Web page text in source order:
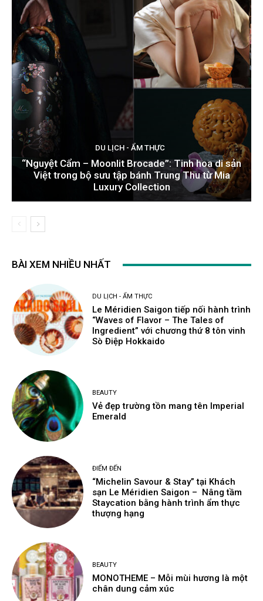
DU LỊCH - ẨM THỰC
“Nguyệt Cẩm – Moonlit Brocade”: Tinh hoa di sản
Việt trong bộ sưu tập bánh Trung Thu từ Mia
Luxury Collection
BÀI XEM NHIỀU NHẤT
DU LỊCH - ẨM THỰC
Le Méridien Saigon tiếp nối hành trình
“Waves of Flavor – The Tales of
Ingredient” với chương thứ 8 tôn vinh
Sò Điệp Hokkaido
BEAUTY
Vẻ đẹp trường tồn mang tên Imperial
Emerald
ĐIỂM ĐẾN
“Michelin Savour & Stay” tại Khách
sạn Le Méridien Saigon – Nâng tầm
Staycation bằng hành trình ẩm thực
thượng hạng
BEAUTY
MONOTHEME – Mỗi mùi hương là một
chân dung cảm xúc